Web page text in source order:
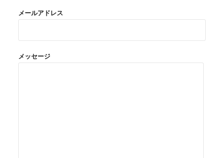
メールアドレス
メッセージ